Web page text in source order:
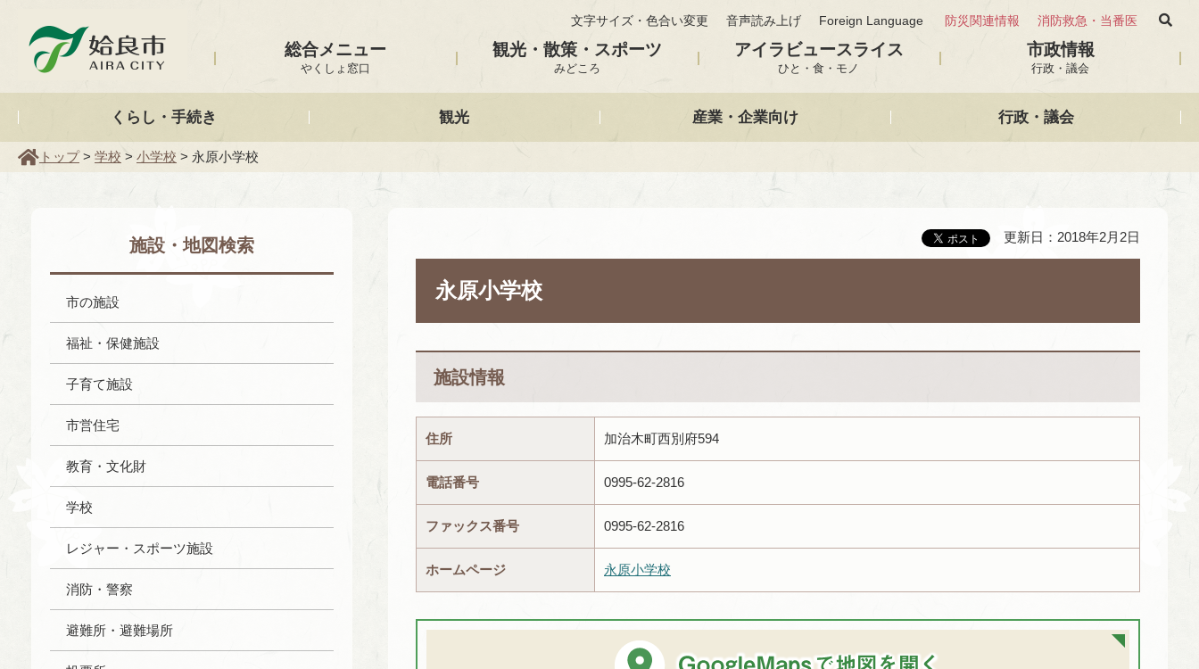
文字サイズ・色合い変更 音声読み上げ Foreign Language 防災関連情報 消防救急・当番医
総合メニュー
やくしょ窓口
観光・散策・スポーツ
みどころ
アイラビュースライス
ひと・食・モノ
市政情報
行政・議会
くらし・手続き 観光 産業・企業向け 行政・議会
トップ> 学校 > 小学校 > 永原小学校
施設・地図検索
市の施設
福祉・保健施設
子育て施設
市営住宅
教育・文化財
学校
レジャー・スポーツ施設
消防・警察
避難所・避難場所
更新日：2018年2月2日
永原小学校
施設情報
住所 加治木町西別府594
電話番号 0995-62-2816
ファックス番号 0995-62-2816
ホームページ 永原小学校